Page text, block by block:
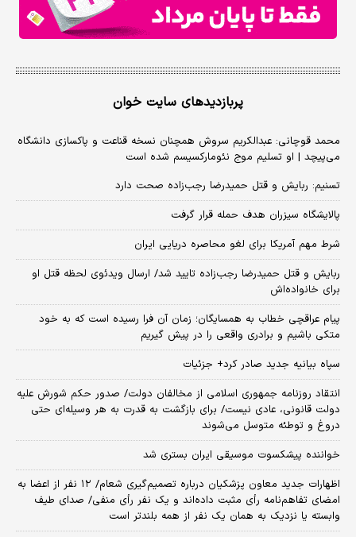
پربازدیدهای سایت خوان
محمد قوچانی: عبدالکریم سروش همچنان نسخه قناعت و پاکسازی دانشگاه
می‌پیچد | او تسلیم موج نئومارکسیسم شده است
تسنیم: ربایش و قتل حمیدرضا رجب‌زاده صحت دارد
پالایشگاه سیزران هدف حمله قرار گرفت
شرط مهم آمریکا برای لغو محاصره دریایی ایران
ربایش و قتل حمیدرضا رجب‌زاده تایید شد/ ارسال ویدئوی لحظه قتل او
برای خانواده‌اش
پیام عراقچی خطاب به همسایگان؛ زمان آن فرا رسیده است که به خود
متکی باشیم و برادری واقعی را در پیش گیریم
سپاه بیانیه جدید صادر کرد+ جزئیات
انتقاد روزنامه جمهوری اسلامی از مخالفان دولت/ صدور حکم شورش علیه
دولت قانونی، عادی نیست/ برای بازگشت به قدرت به هر وسیله‌ای حتی
دروغ و توطئه متوسل می‌شوند
خواننده پیشکسوت موسیقی ایران بستری شد
اظهارات جدید معاون پزشکیان درباره تصمیم‌گیری شعام/ ۱۲ نفر از اعضا به
امضای تفاهم‌نامه رأی مثبت داده‌اند و یک نفر رأی منفی/ صدای طیف
وابسته یا نزدیک به همان یک نفر از همه بلندتر است